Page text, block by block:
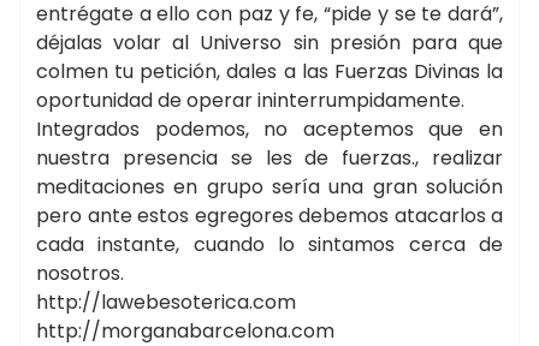
entrégate a ello con paz y fe, “pide y se te dará”,
déjalas volar al Universo sin presión para que
colmen tu petición, dales a las Fuerzas Divinas la
oportunidad de operar ininterrumpidamente.
Integrados podemos, no aceptemos que en
nuestra presencia se les de fuerzas., realizar
meditaciones en grupo sería una gran solución
pero ante estos egregores debemos atacarlos a
cada instante, cuando lo sintamos cerca de
nosotros.
http://lawebesoterica.com
http://morganabarcelona.com